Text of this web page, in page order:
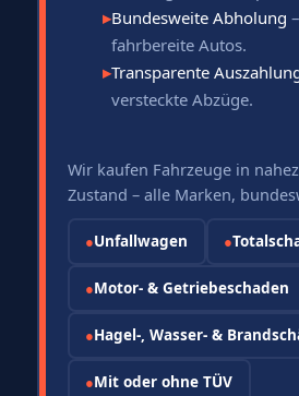
▸Bundesweite Abholung
fahrbereite Autos.
▸Transparente
versteckte Abzüge.
Wir kaufen Fahrzeuge in
Zustand – alle Marken,
●Unfallwagen ●
●Motor- & Getriebeschaden
●Hagel-, Wasser- &
●Mit oder ohne TÜV